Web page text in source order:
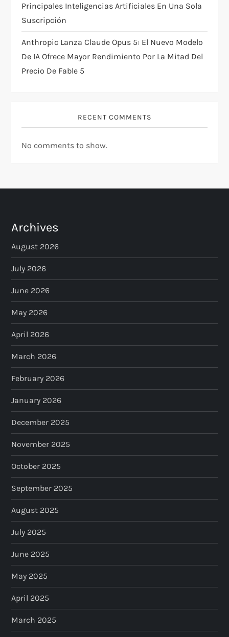
Principales Inteligencias Artificiales En Una Sola
Suscripción
Anthropic Lanza Claude Opus 5: El Nuevo Modelo
De IA Ofrece Mayor Rendimiento Por La Mitad Del
Precio De Fable 5
RECENT COMMENTS
No comments to show.
Archives
August 2026
July 2026
June 2026
May 2026
April 2026
March 2026
February 2026
January 2026
December 2025
November 2025
October 2025
September 2025
August 2025
July 2025
June 2025
May 2025
April 2025
March 2025